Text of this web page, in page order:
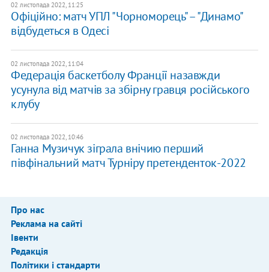
02 листопада 2022, 11:25
Офіційно: матч УПЛ "Чорноморець" – "Динамо"
відбудеться в Одесі
02 листопада 2022, 11:04
Федерація баскетболу Франції назавжди
усунула від матчів за збірну гравця російського
клубу
02 листопада 2022, 10:46
Ганна Музичук зіграла внічию перший
півфінальний матч Турніру претенденток-2022
Про нас
Реклама на сайті
Івенти
Редакція
Політики і стандарти